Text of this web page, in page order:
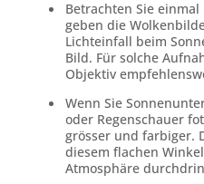
Betrachten Sie
geben die
Lichteinfall beim
Bild. Für solche
Objektiv
Wenn Sie
oder Regenschauer
grösser und farbiger.
diesem flachen
Atmosphäre